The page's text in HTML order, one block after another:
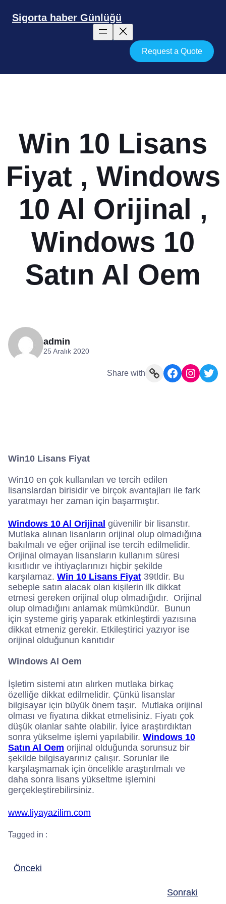
Sigorta haber Günlüğü
Request a Quote
Win 10 Lisans
Fiyat , Windows
10 Al Orijinal ,
Windows 10
Satın Al Oem
admin
25 Aralık 2020
Share with Link Facebook Instagram Twitter
Win10 Lisans Fiyat
Win10 en çok kullanılan ve tercih edilen
lisanslardan birisidir ve birçok avantajları ile fark
yaratmayı her zaman için başarmıştır.
Windows 10 Al Orijinal güvenilir bir lisanstır.
Mutlaka alınan lisanların orijinal olup olmadığına
bakılmalı ve eğer orijinal ise tercih edilmelidir.
Orijinal olmayan lisansların kullanım süresi
kısıtlıdır ve ihtiyaçlarınızı hiçbir şekilde
karşılamaz. Win 10 Lisans Fiyat 39tldir. Bu
sebeple satın alacak olan kişilerin ilk dikkat
etmesi gereken orijinal olup olmadığıdır. Orijinal
olup olmadığını anlamak mümkündür. Bunun
için systeme giriş yaparak etkinleştirdi yazısına
dikkat etmeniz gerekir. Etkileştirici yazıyor ise
orijinal olduğunun kanıtıdır
Windows Al Oem
İşletim sistemi atın alırken mutlaka birkaç
özelliğe dikkat edilmelidir. Çünkü lisanslar
bilgisayar için büyük önem taşır. Mutlaka orijinal
olması ve fiyatına dikkat etmelisiniz. Fiyatı çok
düşük olanlar sahte olabilir. İyice araştırdıktan
sonra yükselme işlemi yapılabilir. Windows 10
Satın Al Oem orijinal olduğunda sorunsuz bir
şekilde bilgisayarınız çalışır. Sorunlar ile
karşılaşmamak için öncelikle araştırılmalı ve
daha sonra lisans yükseltme işlemini
gerçekleştirebilirsiniz.
www.liyayazilim.com
Tagged in :
Önceki
Sonraki